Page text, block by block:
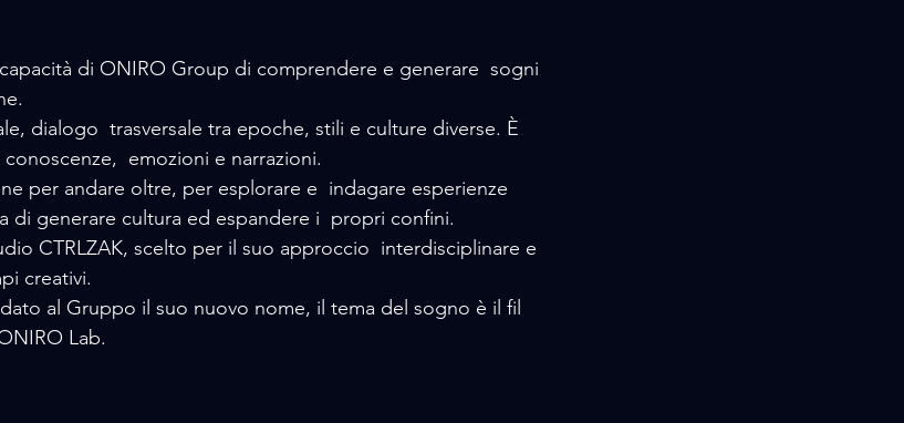
di ONIRO Group di comprendere e generare  sogni
dialogo  trasversale tra epoche, stili e culture diverse. È
emozioni e narrazioni.
per andare oltre, per esplorare e  indagare esperienze
di generare cultura ed espandere i  propri confini.
CTRLZAK, scelto per il suo approccio  interdisciplinare e
creativi.
al Gruppo il suo nuovo nome, il tema del sogno è il fil
Lab.